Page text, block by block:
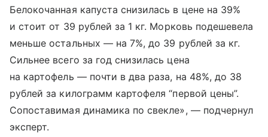
Белокочанная капуста снизилась в цене на 39%
и стоит от 39 рублей за 1 кг. Морковь подешевела
меньше остальных — на 7%, до 39 рублей за кг.
Сильнее всего за год снизилась цена
на картофель — почти в два раза, на 48%, до 38
рублей за килограмм картофеля “первой цены”.
Сопоставимая динамика по свекле», — подчернул
эксперт.